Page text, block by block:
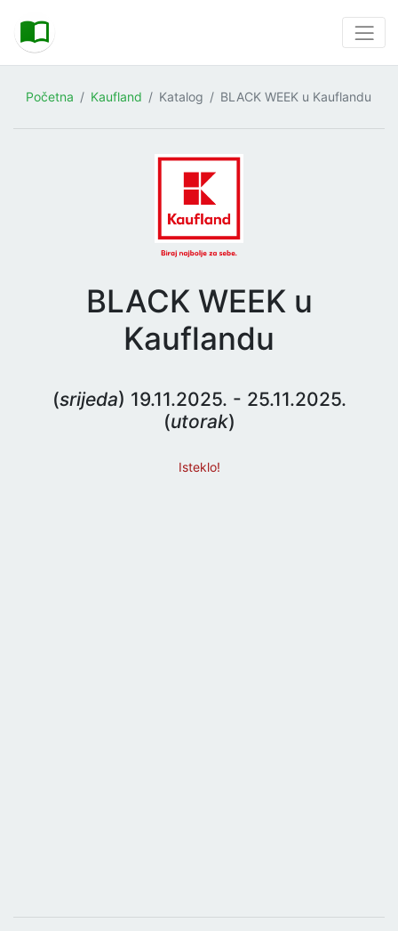
Početna Kaufland Katalog BLACK WEEK u Kauflandu
BLACK WEEK u
Kauflandu
(srijeda) 19.11.2025. - 25.11.2025.
(utorak)
Isteklo!